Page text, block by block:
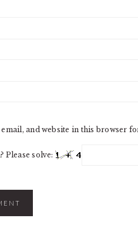
email, and website in this browser
Please solve: